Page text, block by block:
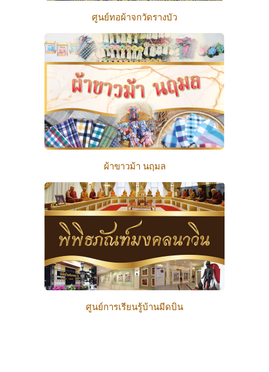
ศูนย์ทอผ้าจกวัดรางบัว
ผ้าขาวม้า นฤมล
ศูนย์การเรียนรู้บ้านมีดบิน